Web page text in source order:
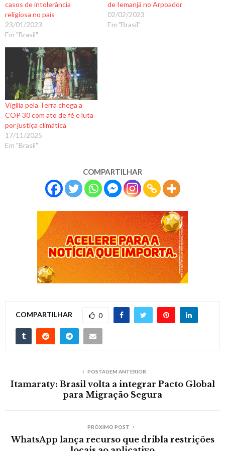
casos de intolerância
religiosa no país
23/01/2023
Em "Brasil"
de Iemanjá no Arpoador
02/02/2023
Em "Brasil"
Vigília pela Terra chega a
COP 30 com ato de fé e luta
por justiça climática
17/11/2025
Em "Brasil"
COMPARTILHAR
COMPARTILHAR 0
POSTAGEM ANTERIOR
Itamaraty: Brasil volta a integrar Pacto Global
para Migração Segura
PRÓXIMO POST
WhatsApp lança recurso que dribla restrições